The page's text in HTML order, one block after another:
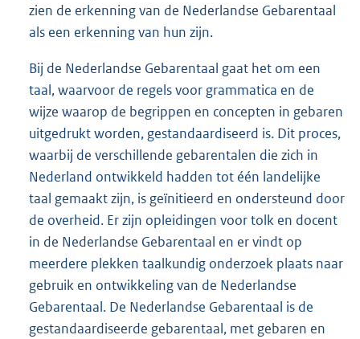
zien de erkenning van de Nederlandse Gebarentaal
als een erkenning van hun zijn.
Bij de Nederlandse Gebarentaal gaat het om een
taal, waarvoor de regels voor grammatica en de
wijze waarop de begrippen en concepten in gebaren
uitgedrukt worden, gestandaardiseerd is. Dit proces,
waarbij de verschillende gebarentalen die zich in
Nederland ontwikkeld hadden tot één landelijke
taal gemaakt zijn, is geïnitieerd en ondersteund door
de overheid. Er zijn opleidingen voor tolk en docent
in de Nederlandse Gebarentaal en er vindt op
meerdere plekken taalkundig onderzoek plaats naar
gebruik en ontwikkeling van de Nederlandse
Gebarentaal. De Nederlandse Gebarentaal is de
gestandaardiseerde gebarentaal, met gebaren en